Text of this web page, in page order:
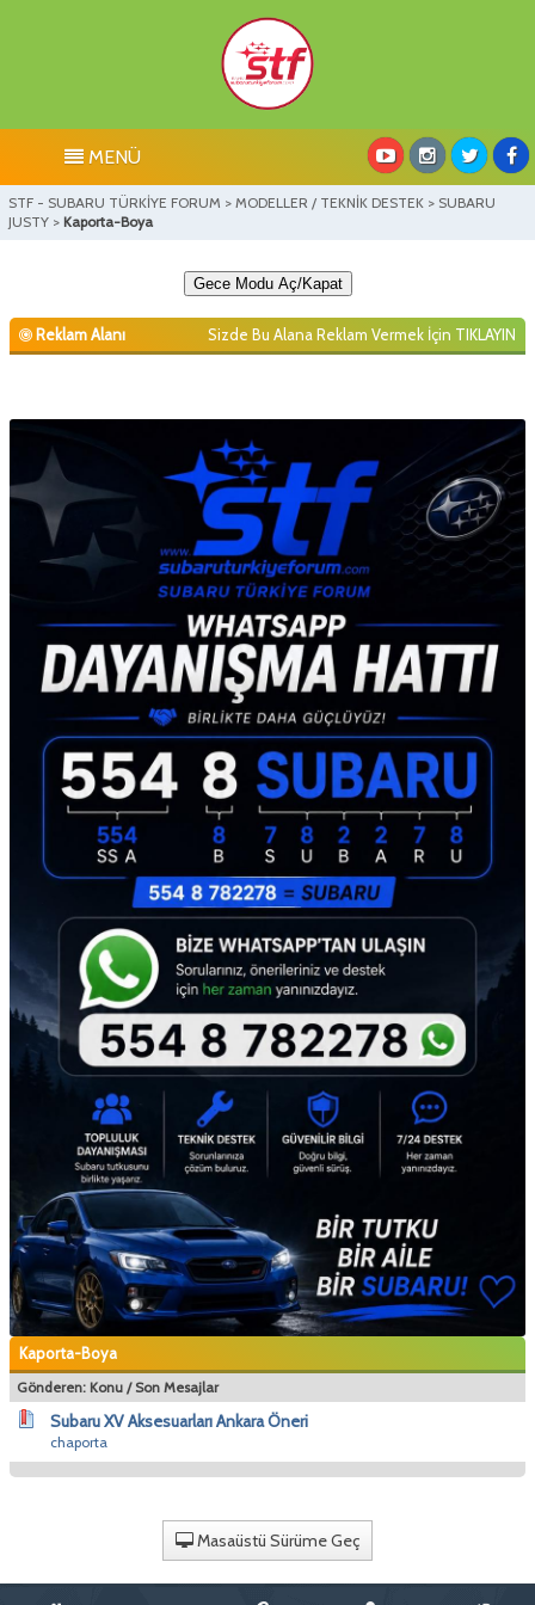
MENÜ
STF - SUBARU TÜRKİYE FORUM > MODELLER / TEKNİK DESTEK > SUBARU
JUSTY > Kaporta-Boya
Gece Modu Aç/Kapat
Reklam Alanı Sizde Bu Alana Reklam Vermek İçin TIKLAYIN
Kaporta-Boya
Gönderen: Konu / Son Mesajlar
Subaru XV Aksesuarları Ankara Öneri
chaporta
Masaüstü Sürüme Geç